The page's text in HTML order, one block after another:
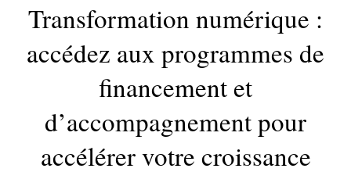
Transformation numérique :
accédez aux programmes de
financement et
d’accompagnement pour
accélérer votre croissance